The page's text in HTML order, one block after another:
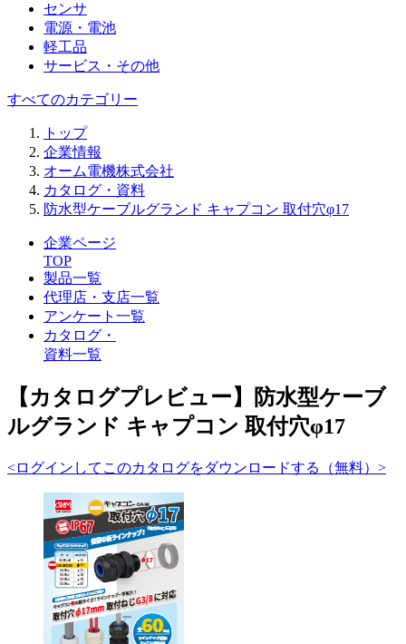
センサ
電源・電池
軽工品
サービス・その他
すべてのカテゴリー
トップ
企業情報
オーム電機株式会社
カタログ・資料
防水型ケーブルグランド キャプコン 取付穴φ17
企業ページ
TOP
製品一覧
代理店・支店一覧
アンケート一覧
カタログ・
資料一覧
【カタログプレビュー】防水型ケーブ
ルグランド キャプコン 取付穴φ17
<ログインしてこのカタログをダウンロードする（無料）>